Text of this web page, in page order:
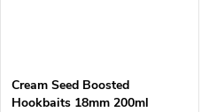
Cream Seed Boosted
Hookbaits 18mm 200ml